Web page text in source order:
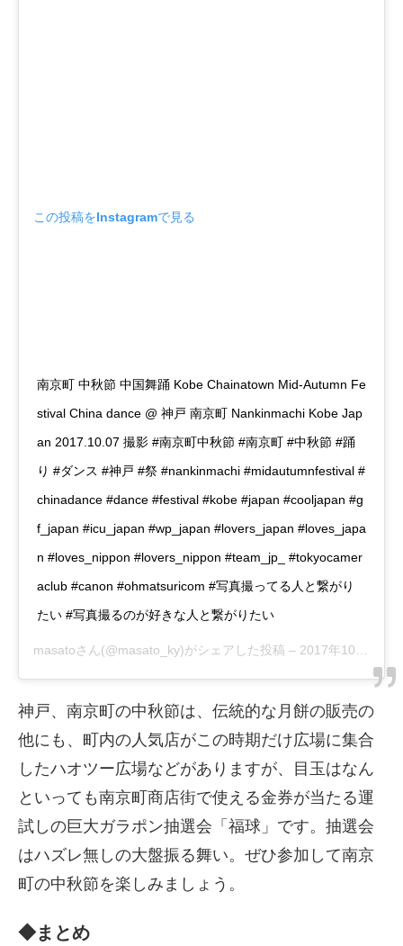
この投稿をInstagramで見る
南京町 中秋節 中国舞踊 Kobe Chainatown Mid-Autumn Fe
stival China dance @ 神戸 南京町 Nankinmachi Kobe Jap
an 2017.10.07 撮影 #南京町中秋節 #南京町 #中秋節 #踊
り #ダンス #神戸 #祭 #nankinmachi #midautumnfestival #
chinadance #dance #festival #kobe #japan #cooljapan #g
f_japan #icu_japan #wp_japan #lovers_japan #loves_japa
n #loves_nippon #lovers_nippon #team_jp_ #tokyocamer
aclub #canon #ohmatsuricom #写真撮ってる人と繋がり
たい #写真撮るのが好きな人と繋がりたい
masatoさん(@masato_ky)がシェアした投稿 – 2017年10月月21日午前8時22分PDT
神戸、南京町の中秋節は、伝統的な月餅の販売の
他にも、町内の人気店がこの時期だけ広場に集合
したハオツー広場などがありますが、目玉はなん
といっても南京町商店街で使える金券が当たる運
試しの巨大ガラポン抽選会「福球」です。抽選会
はハズレ無しの大盤振る舞い。ぜひ参加して南京
町の中秋節を楽しみましょう。
◆まとめ